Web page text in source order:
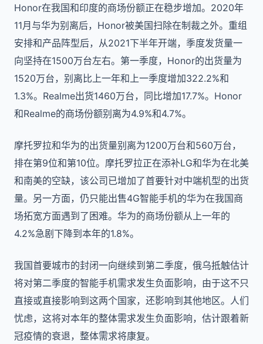
Honor在我国和印度的商场份额正在稳步增加。2020年
11月与华为别离后，Honor被美国扫除在制裁之外。重组
安排和产品阵型后，从2021下半年开端，季度发货量一
向坚持在1500万台左右。第一季度，Honor的出货量为
1520万台，别离比上一年和上一季度增加322.2%和
1.3%。Realme出货1460万台，同比增加17.7%。Honor
和Realme的商场份额别离为4.9%和4.7%。
摩托罗拉和华为的出货量别离为1200万台和560万台，
排在第9位和第10位。摩托罗拉正在添补LG和华为在北美
和南美的空缺，该公司已增加了首要针对中端机型的出货
量。另一方面，仍只能出售4G智能手机的华为在我国商
场拓宽方面遇到了困难。华为的商场份额从上一年的
4.2%急剧下降到本年的1.8%。
我国首要城市的封闭一向继续到第二季度，俄乌抵触估计
将对第二季度的智能手机需求发生负面影响，由于这不只
直接或直接影响到这两个国家，还影响到其他地区。人们
忧虑，这将对本年的整体需求发生负面影响，估计跟着新
冠疫情的衰退，整体需求将康复。